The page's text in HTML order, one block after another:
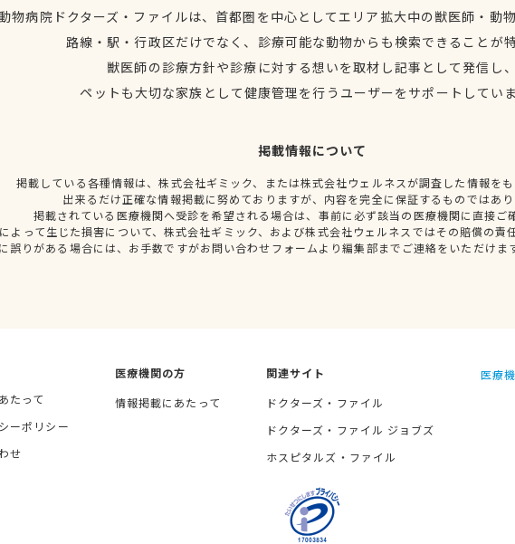
動物病院ドクターズ・ファイルは、首都圏を中心としてエリア拡大中の獣医師・動
路線・駅・行政区だけでなく、診療可能な動物からも検索できることが
獣医師の診療方針や診療に対する想いを取材し記事として発信し
ペットも大切な家族として健康管理を行うユーザーをサポートしてい
掲載情報について
掲載している各種情報は、株式会社ギミック、または株式会社ウェルネスが調査した情報を
出来るだけ正確な情報掲載に努めておりますが、内容を完全に保証するものではあ
掲載されている医療機関へ受診を希望される場合は、事前に必ず該当の医療機関に直接ご
よって生じた損害について、株式会社ギミック、および株式会社ウェルネスではその賠償の責
誤りがある場合には、お手数ですがお問い合わせフォームより編集部までご連絡をいただけま
たって
ーポリシー
せ
医療機関の方
情報掲載にあたって
関連サイト
ドクターズ・ファイル
ドクターズ・ファイル ジョブズ
ホスピタルズ・ファイル
医療